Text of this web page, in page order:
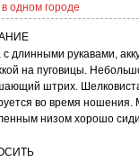
одном городе
с длинными рукавами,
на пуговицы.
штрих.
во время ношения.
низом хорошо